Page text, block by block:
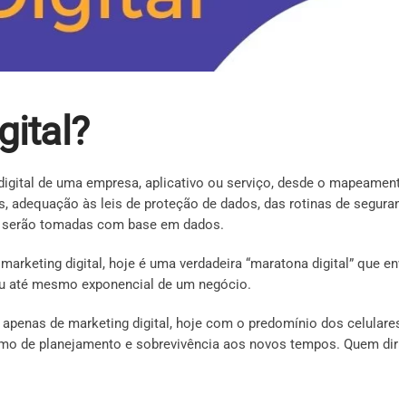
de uma empresa, aplicativo ou serviço, desde o
às leis de proteção de dados, das rotinas de
tomadas com base em dados.
digital, hoje é uma verdadeira “maratona digital” que
mesmo exponencial de um negócio.
de marketing digital, hoje com o predomínio dos
de planejamento e sobrevivência aos novos tempos. Quem